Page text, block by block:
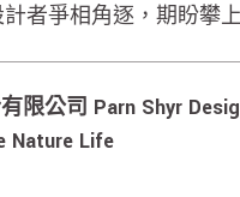
者爭相角逐，期盼攀
限公司 Parn Shyr
Nature Life